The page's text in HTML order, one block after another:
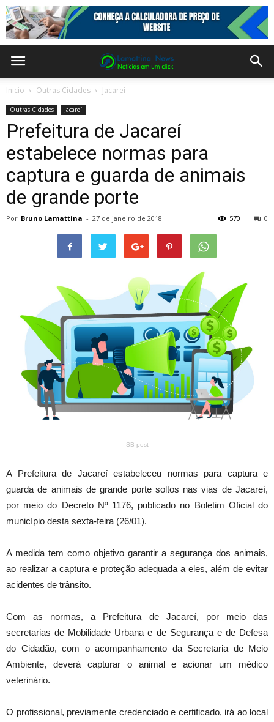
Inicio Outras Cidades Jacareí
Outras Cidades Jacareí
Prefeitura de Jacareí
estabelece normas para
captura e guarda de animais
de grande porte
Por Bruno Lamattina - 27 de janeiro de 2018 0
570
SB post
A Prefeitura de Jacareí estabeleceu normas para captura e
guarda de animais de grande porte soltos nas vias de Jacareí,
por meio do Decreto Nº 1176, publicado no Boletim Oficial do
município desta sexta-feira (26/01).
A medida tem como objetivo garantir a segurança dos animais,
ao realizar a captura e proteção adequada a eles, além de evitar
acidentes de trânsito.
Com as normas, a Prefeitura de Jacareí, por meio das
secretarias de Mobilidade Urbana e de Segurança e de Defesa
do Cidadão, com o acompanhamento da Secretaria de Meio
Ambiente, deverá capturar o animal e acionar um médico
veterinário.
O profissional, previamente credenciado e certificado, irá ao local